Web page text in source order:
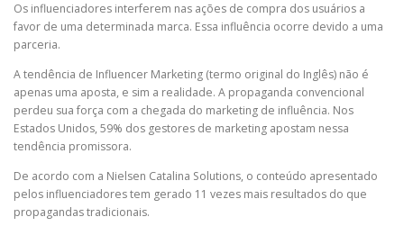
Os influenciadores interferem nas ações de compra dos usuários a
favor de uma determinada marca. Essa influência ocorre devido a uma
parceria.
A tendência de Influencer Marketing (termo original do Inglês) não é
apenas uma aposta, e sim a realidade. A propaganda convencional
perdeu sua força com a chegada do marketing de influência. Nos
Estados Unidos, 59% dos gestores de marketing apostam nessa
tendência promissora.
De acordo com a Nielsen Catalina Solutions, o conteúdo apresentado
pelos influenciadores tem gerado 11 vezes mais resultados do que
propagandas tradicionais.